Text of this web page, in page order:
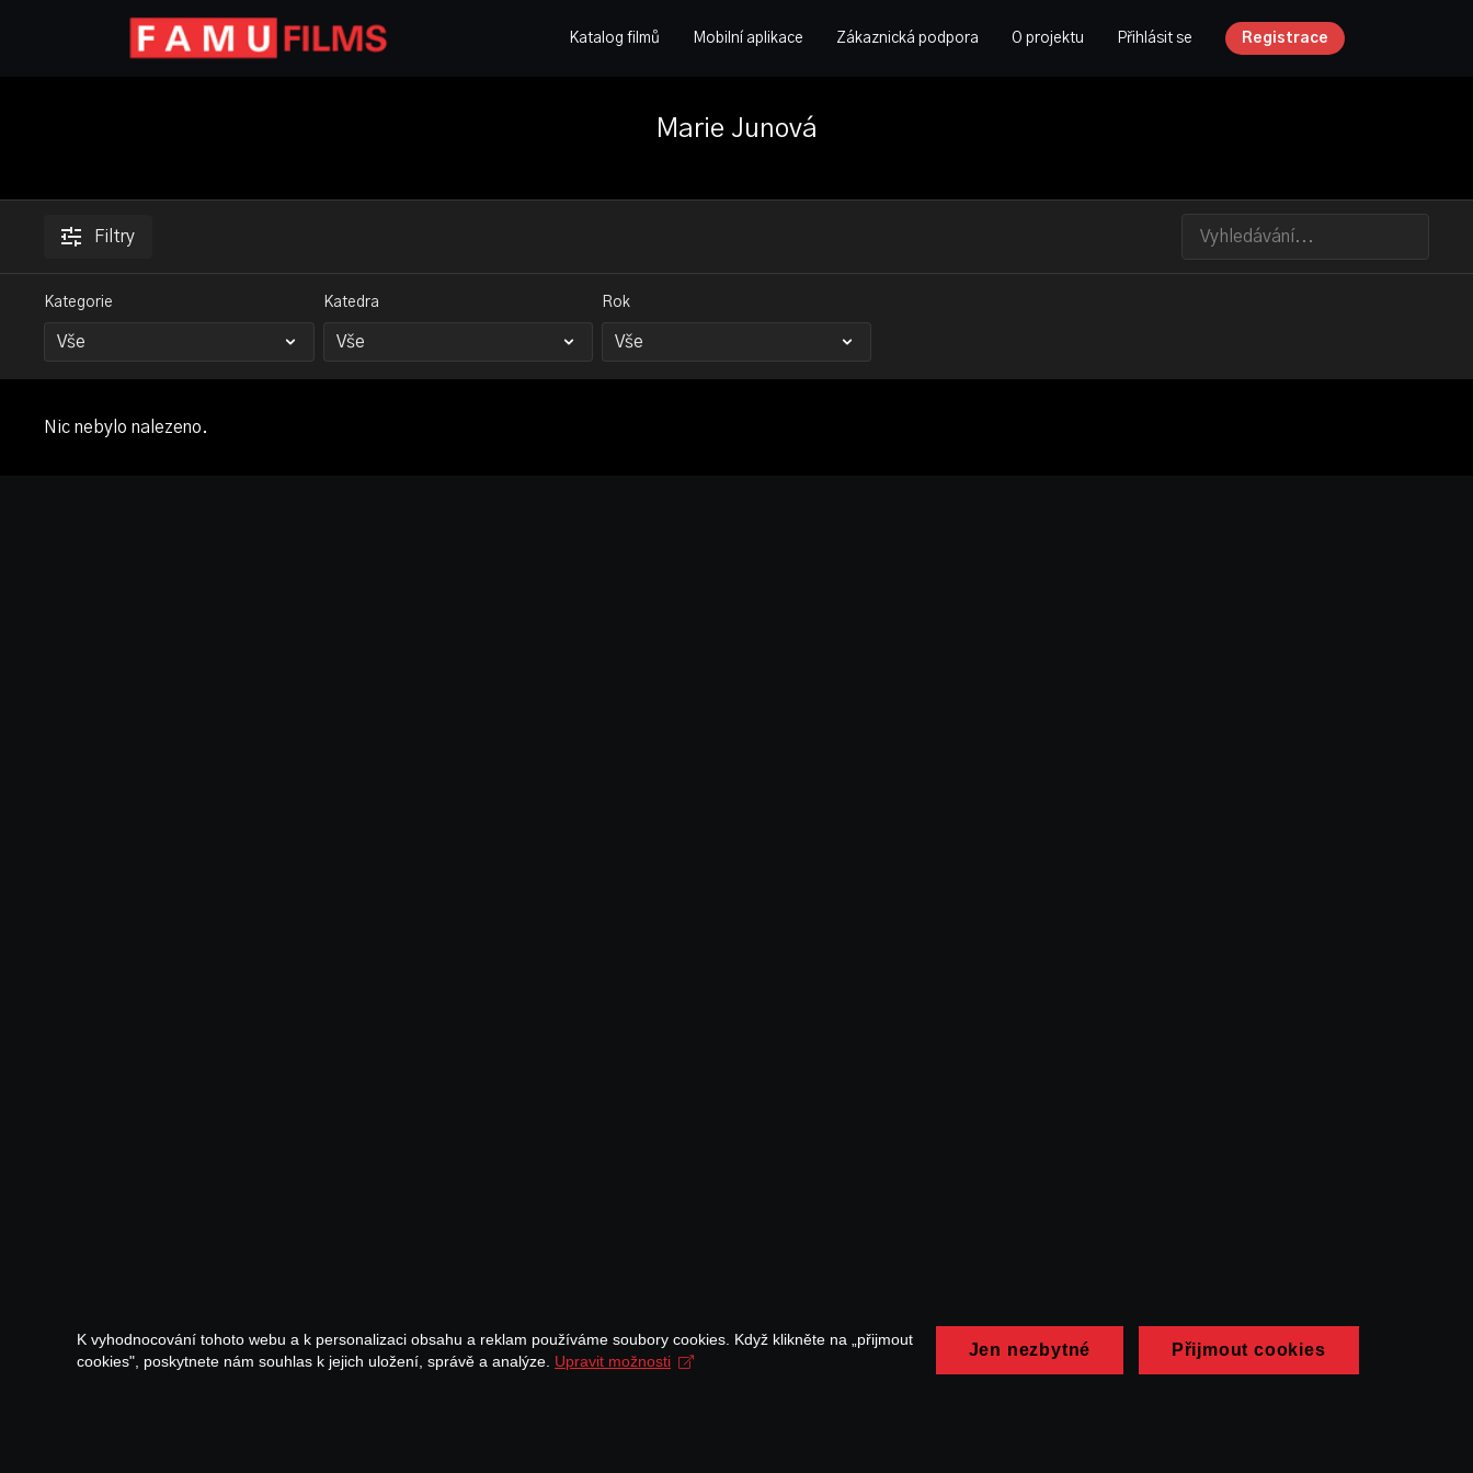
Katalog filmů Mobilní aplikace Zákaznická podpora O projektu Přihlásit se Registrace
Marie Junová
Filtry
Kategorie Katedra Rok
Nic nebylo nalezeno.
K vyhodnocování tohoto webu a k personalizaci obsahu a reklam používáme soubory cookies. Když klikněte na „přijmout
cookies", poskytnete nám souhlas k jejich uložení, správě a analýze. Upravit možnosti
Jen nezbytné Přijmout cookies